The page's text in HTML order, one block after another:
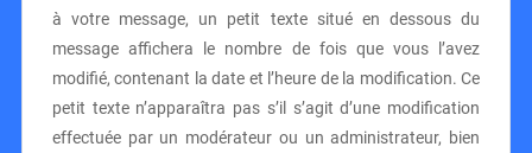
à votre message, un petit texte situé en dessous du
message affichera le nombre de fois que vous l’avez
modifié, contenant la date et l’heure de la modification. Ce
petit texte n’apparaîtra pas s’il s’agit d’une modification
effectuée par un modérateur ou un administrateur, bien